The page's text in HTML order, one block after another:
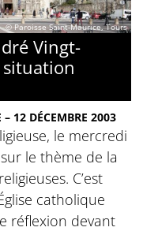
© Paroisse Saint-Maurice, Tours
Vingt-
situation
12 DÉCEMBRE 2003
le mercredi
le thème de la
C’est
catholique
réflexion devant